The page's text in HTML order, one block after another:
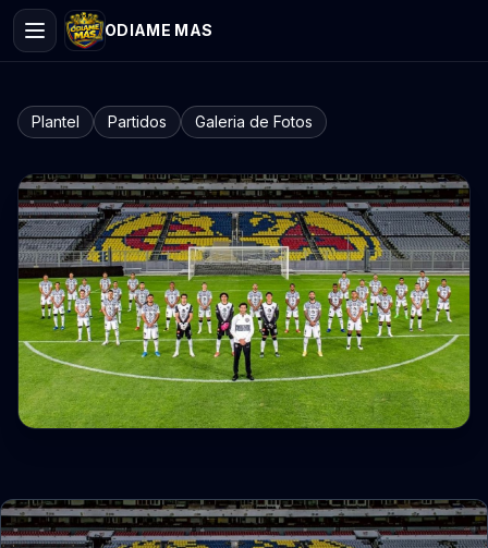
ODIAME MAS
Plantel Partidos Galeria de Fotos
También conocido como Guardianes 2021